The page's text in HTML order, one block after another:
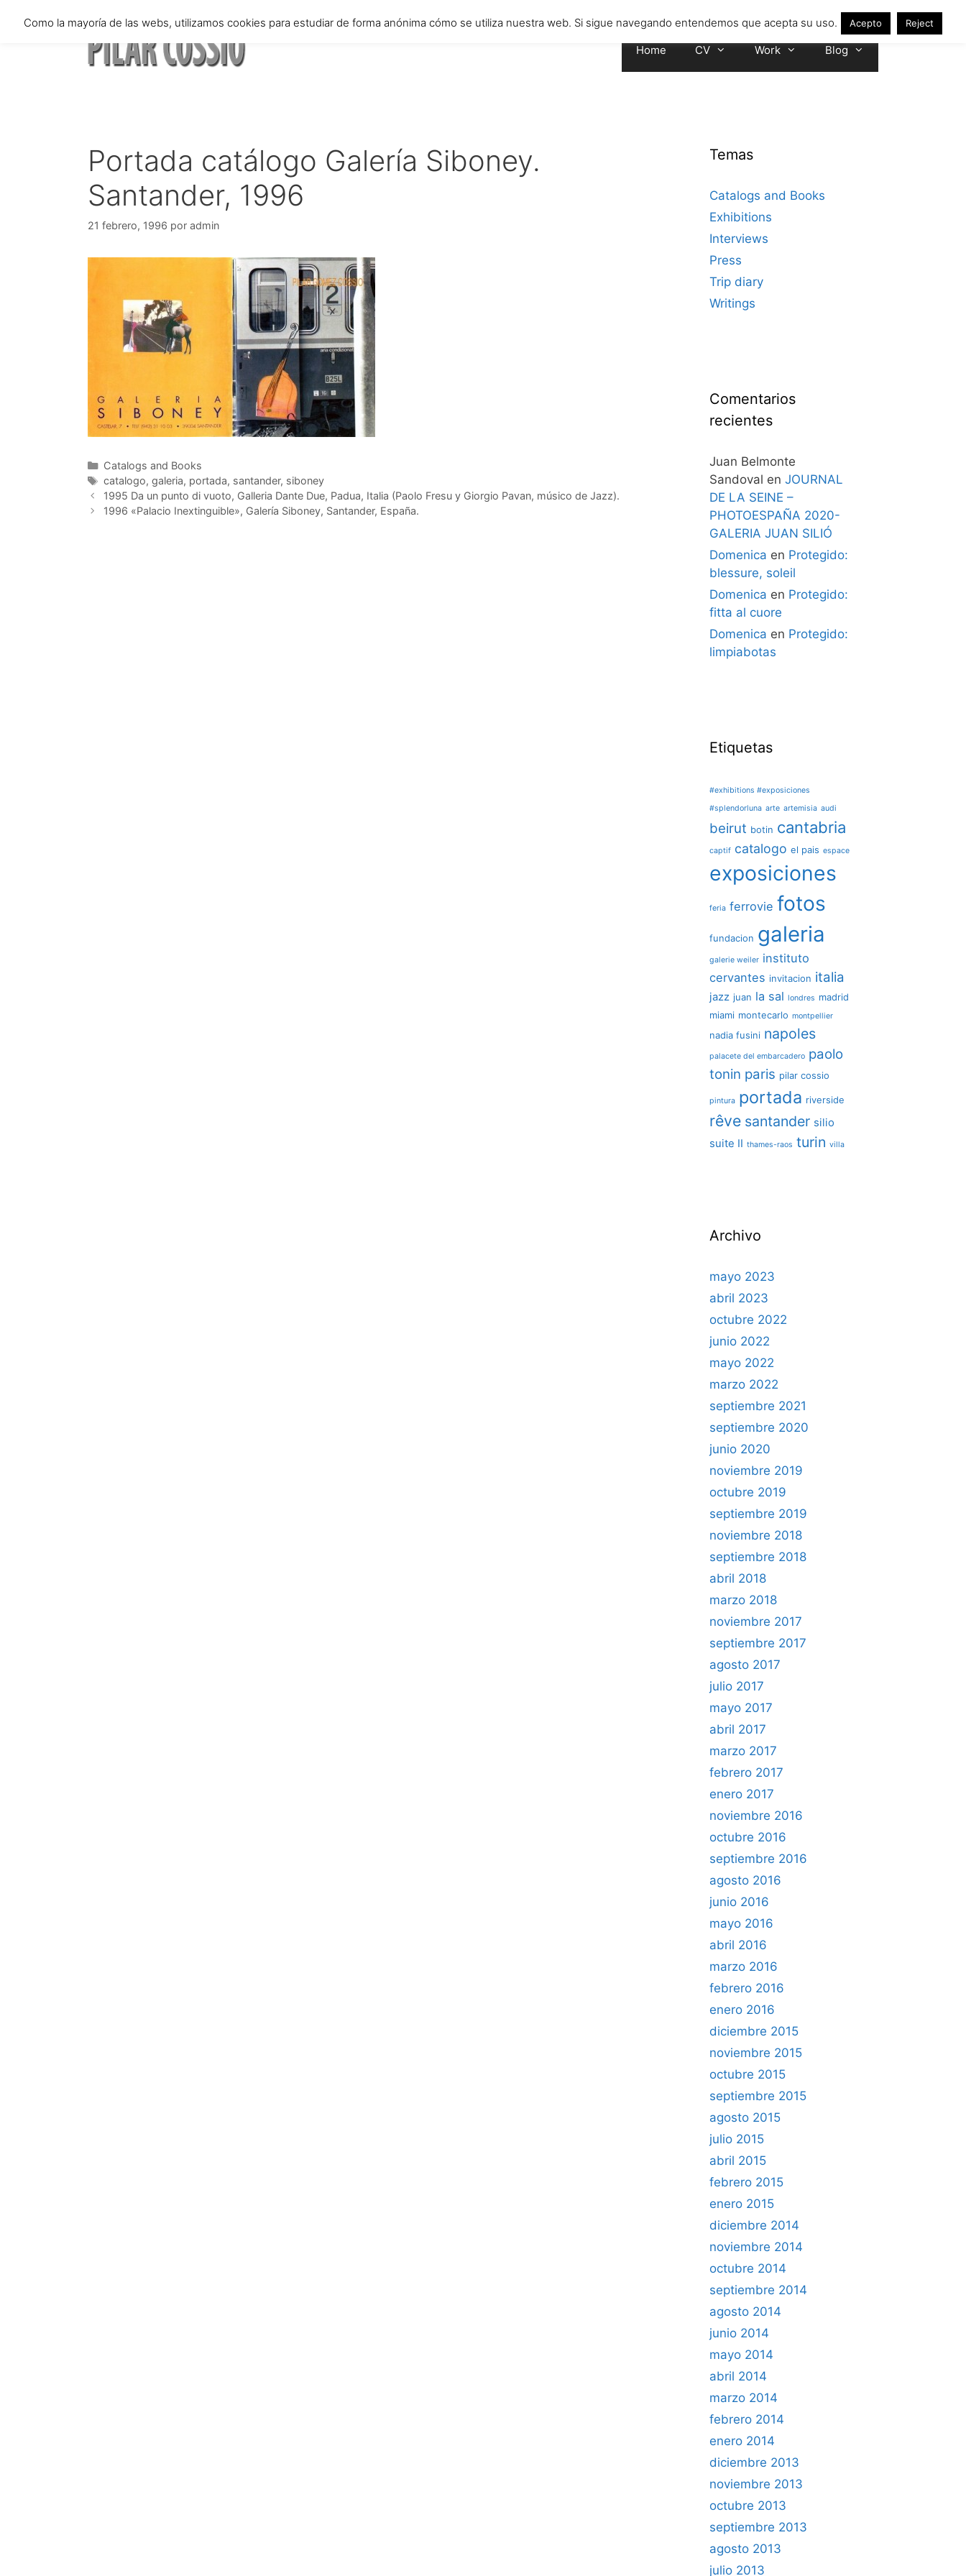
Home CV Work Blog
Portada catálogo Galería Siboney.
Santander, 1996
21 febrero, 1996 por admin
Categorías
Catalogs and Books
Etiquetas
catalogo, galeria, portada, santander, siboney
1995 Da un punto di vuoto, Galleria Dante Due, Padua, Italia (Paolo Fresu y Giorgio Pavan, músico de Jazz).
1996 «Palacio Inextinguible», Galería Siboney, Santander, España.
Temas
Catalogs and Books
Exhibitions
Interviews
Press
Trip diary
Writings
Comentarios
recientes
Juan Belmonte
Sandoval en JOURNAL
DE LA SEINE –
PHOTOESPAÑA 2020-
GALERIA JUAN SILIÓ
Domenica en Protegido:
blessure, soleil
Domenica en Protegido:
fitta al cuore
Domenica en Protegido:
limpiabotas
Etiquetas
#exhibitions #exposiciones
#splendorluna arte artemisia audi
beirut botin cantabria
captif catalogo el pais espace
exposiciones
feria ferrovie fotos
fundacion galeria
galerie weiler instituto
cervantes invitacion italia
jazz juan la sal londres madrid
miami montecarlo montpellier
nadia fusini napoles
palacete del embarcadero paolo
tonin paris pilar cossio
pintura portada riverside
rêve santander silio
suite II thames-raos turin villa
Archivo
mayo 2023
abril 2023
octubre 2022
junio 2022
mayo 2022
marzo 2022
septiembre 2021
septiembre 2020
junio 2020
noviembre 2019
octubre 2019
septiembre 2019
noviembre 2018
septiembre 2018
abril 2018
marzo 2018
noviembre 2017
septiembre 2017
agosto 2017
julio 2017
mayo 2017
abril 2017
marzo 2017
febrero 2017
enero 2017
noviembre 2016
octubre 2016
septiembre 2016
agosto 2016
junio 2016
mayo 2016
abril 2016
marzo 2016
febrero 2016
enero 2016
diciembre 2015
noviembre 2015
octubre 2015
septiembre 2015
agosto 2015
julio 2015
abril 2015
febrero 2015
enero 2015
diciembre 2014
noviembre 2014
octubre 2014
septiembre 2014
agosto 2014
junio 2014
mayo 2014
abril 2014
marzo 2014
febrero 2014
enero 2014
diciembre 2013
noviembre 2013
octubre 2013
septiembre 2013
agosto 2013
julio 2013
Como la mayoría de las webs, utilizamos cookies para estudiar de forma anónima cómo se utiliza nuestra web. Si sigue navegando entendemos que acepta su uso. Acepto Reject